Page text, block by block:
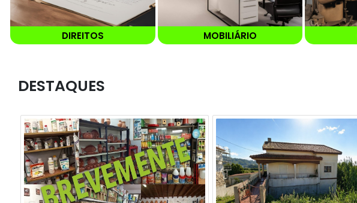
DIREITOS MOBILIÁRIO
DESTAQUES